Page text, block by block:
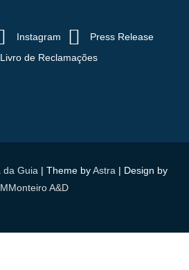
Instagram
Press Release
Livro de Reclamações
da Guia| Theme by Astra| Design by
MMonteiro A&D